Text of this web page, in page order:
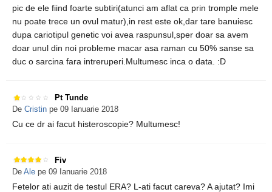
pic de ele fiind foarte subtiri(atunci am aflat ca prin tromple mele
nu poate trece un ovul matur),in rest este ok,dar tare banuiesc
dupa cariotipul genetic voi avea raspunsul,sper doar sa avem
doar unul din noi probleme macar asa raman cu 50% sanse sa
duc o sarcina fara intreruperi.Multumesc inca o data. :D
Pt Tunde
De Cristin pe 09 Ianuarie 2018
Cu ce dr ai facut histeroscopie? Multumesc!
Fiv
De Ale pe 09 Ianuarie 2018
Fetelor ati auzit de testul ERA? L-ati facut careva? A ajutat? Imi